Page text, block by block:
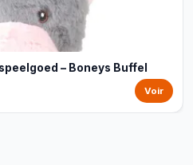
– Boneys Buffel
Voir